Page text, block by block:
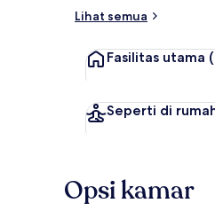
Lihat semua
Fasilitas utama
Seperti di
Opsi kamar